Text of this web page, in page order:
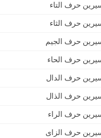
حرف التاء
حرف الثاء
سيرين حرف الجيم
حرف الحاء
سيرين حرف الدال
سيرين حرف الذال
حرف الراء
سيرين حرف الزاى